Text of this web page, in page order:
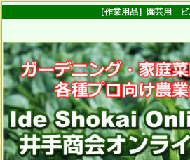
［作業用品］園芸用 ビ